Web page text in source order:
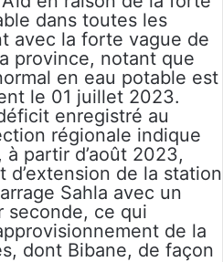
dans toutes les
avec la forte vague de
province, notant que
en eau potable est
le 01 juillet 2023.
enregistré au
régionale indique
à partir d’août 2023,
d’extension de la station
Sahla avec un
seconde, ce qui
de la
dont Bibane, de façon